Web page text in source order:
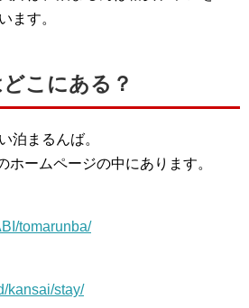
ます。
こにある？
泊まるんば。
ムページの中にあります。
tomarunba/
kansai/stay/